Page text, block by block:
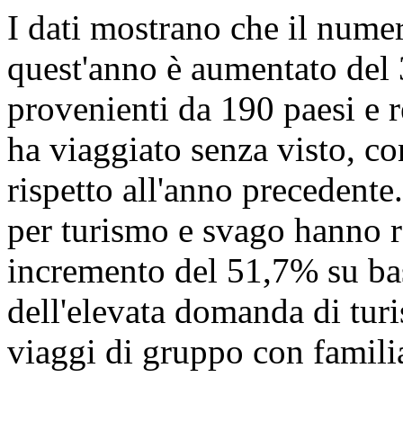
I dati mostrano che il
quest'anno è aumentato
provenienti da 190 paesi e
ha viaggiato senza visto,
rispetto all'anno
per turismo e svago hanno
incremento del 51,7% su
dell'elevata domanda di
viaggi di gruppo con